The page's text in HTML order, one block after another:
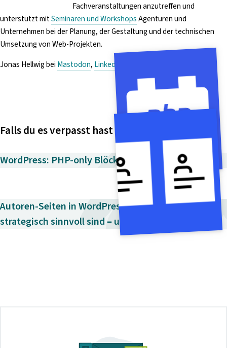
Fachveranstaltungen anzutreffen und
unterstützt mitSeminaren und WorkshopsAgenturen und
Unternehmen bei der Planung, der Gestaltung und der technischen
Umsetzung von Web-Projekten.
Jonas Hellwig bei Mastodon, LinkedIn
Falls du es verpasst hast
WordPress: PHP-only Blöcke mit autoRegister →
Autoren-Seiten in WordPress: Wann sie
strategisch sinnvoll sind – und wann nicht →